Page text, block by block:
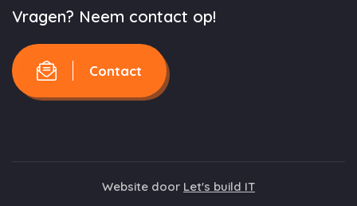
Vragen? Neem contact op!
Contact
Website door Let's build IT